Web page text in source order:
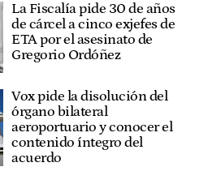
La Fiscalía pide 30 de años
de cárcel a cinco exjefes de
ETA por el asesinato de
Gregorio Ordóñez
Vox pide la disolución del
órgano bilateral
aeroportuario y conocer el
contenido íntegro del
acuerdo